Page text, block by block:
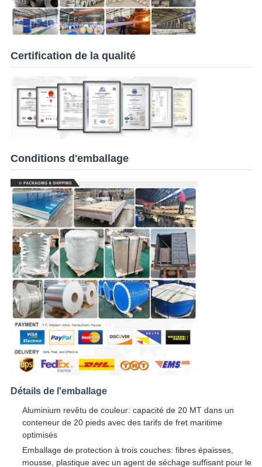
Certification de la qualité
Conditions d'emballage
Détails de l'emballage
Aluminium revêtu de couleur: capacité de 20 MT dans un
conteneur de 20 pieds avec des tarifs de fret maritime
optimisés
Emballage de protection à trois couches: fibres épaisses,
mousse, plastique avec un agent de séchage suffisant pour le